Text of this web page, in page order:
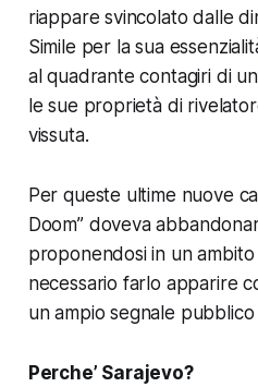
riappare svincolato dalle
Simile per la sua
al quadrante contagiri di
le sue proprietà di
vissuta.
Per queste ultime nuove
Doom” doveva
proponendosi in un
necessario farlo apparire
un ampio segnale
Perche’ Sarajevo?